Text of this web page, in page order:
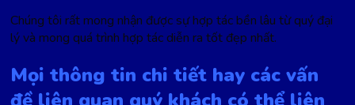
Chúng tôi rất mong nhận được sự hợp tác bền lâu từ quý đại
lý và mong quá trình hợp tác diễn ra tốt đẹp nhất.
Mọi thông tin chi tiết hay các vấn